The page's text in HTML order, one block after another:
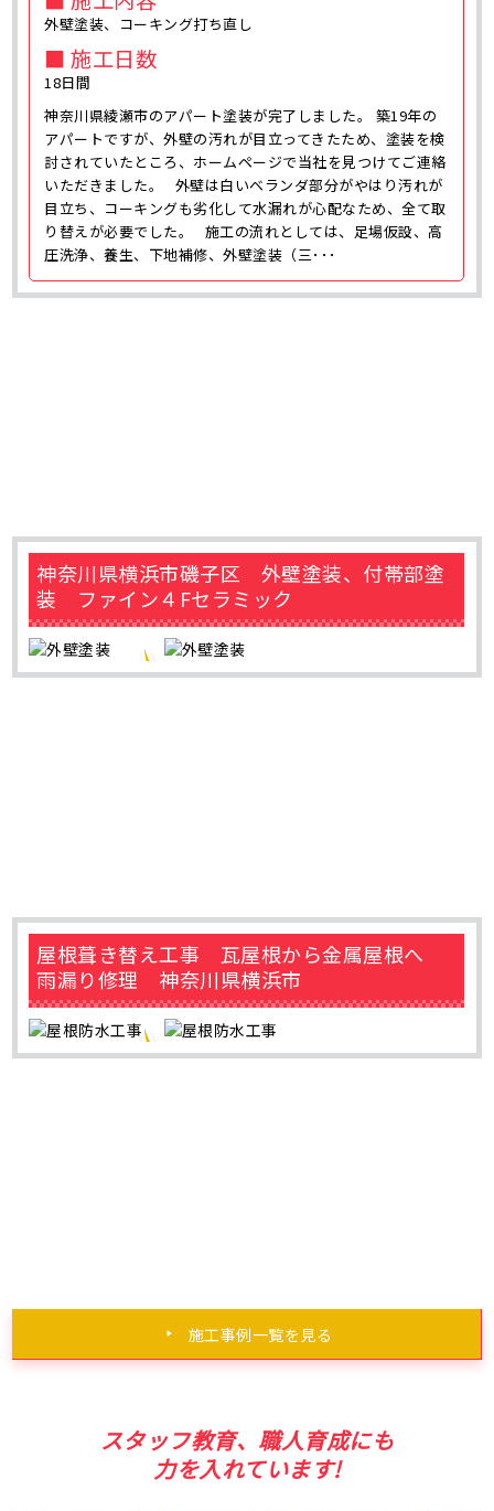
外壁塗装、コーキング打ち直し
■ 施工日数
18日間
神奈川県綾瀬市のアパート塗装が完了しました。 築19年の
アパートですが、外壁の汚れが目立ってきたため、塗装を検
討されていたところ、ホームページで当社を見つけてご連絡
いただきました。 外壁は白いベランダ部分がやはり汚れが
目立ち、コーキングも劣化して水漏れが心配なため、全て取
り替えが必要でした。 施工の流れとしては、足場仮設、高
圧洗浄、養生、下地補修、外壁塗装（三･･･
神奈川県横浜市磯子区 外壁塗装、付帯部塗
装 ファイン４Fセラミック
屋根葺き替え工事 瓦屋根から金属屋根へ
雨漏り修理 神奈川県横浜市
施工事例一覧を見る
スタッフ教育、職人育成にも
力を入れています!